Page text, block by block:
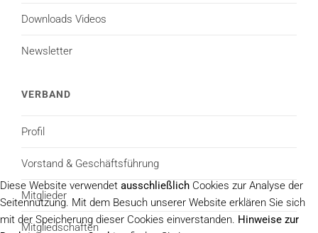
Downloads Videos
Newsletter
VERBAND
Profil
Vorstand & Geschäftsführung
Mitglieder
Mitgliedschaften
Diese Website verwendet ausschließlich Cookies zur Analyse der
Seitennutzung. Mit dem Besuch unserer Website erklären Sie sich
mit der Speicherung dieser Cookies einverstanden. Hinweise zur